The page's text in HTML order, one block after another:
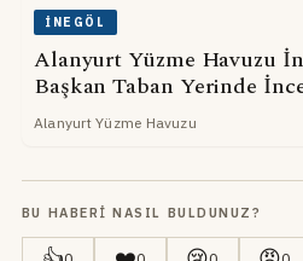
İNEGÖL
Alanyurt Yüzme Havuzu
Başkan Taban Yerinde
Alanyurt Yüzme Havuzu
BU HABERI NASIL BULDUNUZ?